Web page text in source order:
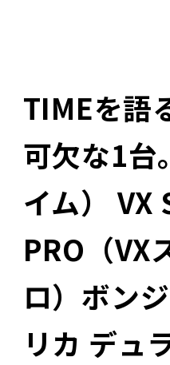
TIMEを語
可欠な1台
イム） VX
PRO（VX
ロ）ボン
リカ デュ